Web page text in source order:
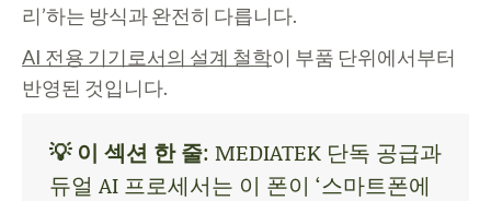
리’하는 방식과 완전히 다릅니다.
AI 전용 기기로서의 설계 철학이 부품 단위에서부터
반영된 것입니다.
💡 이 섹션 한 줄: MEDIATEK 단독 공급과
듀얼 AI 프로세서는 이 폰이 ‘스마트폰에